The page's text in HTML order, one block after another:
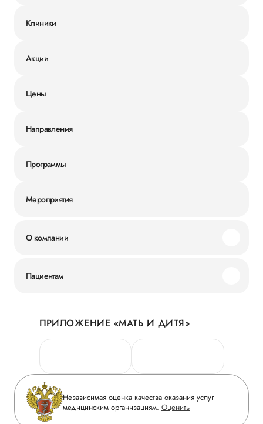
Клиники
Акции
Цены
Направления
Программы
Мероприятия
О компании
Новости
Руководство
Сотрудничество
Инвесторам
Журнал «Мать и дитя»
Пациентам
Личный кабинет
Персональные данные
Горячая линия качества
Вопрос-ответ
Приложение пациента
ПРИЛОЖЕНИЕ «МАТЬ И ДИТЯ»
Независимая оценка качества оказания услуг
медицинским организациям. Оценить